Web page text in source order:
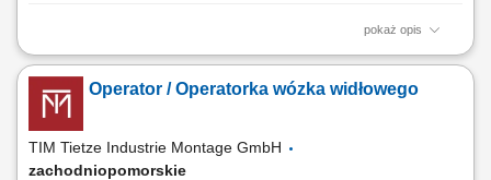
pokaż opis
Opis stanowiska Praca przy produkcji gotowych produktów
spożywczych, takich jak naleśniki i poffertjes. Pakowanie wyrobów oraz
przygotowywanie produktów do dalszej wysyłki. Kontrola jakości
produktów zgodnie z obowiązującymi standardami. Dbanie o czystość i
porządek na stanowisku pracy....
Operator / Operatorka wózka widłowego
TIM Tietze Industrie Montage GmbH
zachodniopomorskie